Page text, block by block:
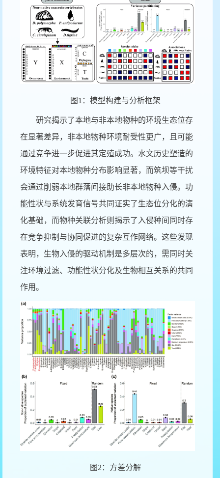
图 1 ：模型构建与分析框架
研究揭示了本地与非本地物种的环境生态位存
在显著差异，非本地物种环境耐受性更广，且可能
通过竞争进一步促进其定殖成功。水文历史塑造的
环境特征对本地物种分布影响显著，而筑坝等干扰
会通过削弱本地群落间接助长非本地物种入侵。功
能性状与系统发育信号共同证实了生态位分化的演
化基础，而物种关联分析则揭示了入侵种间同时存
在竞争抑制与协同促进的复杂互作网络。这些发现
表明，生物入侵的驱动机制是多层次的，需同时关
注环境过滤、功能性状分化及生物相互关系的共同
作用。
图 2 ：方差分解